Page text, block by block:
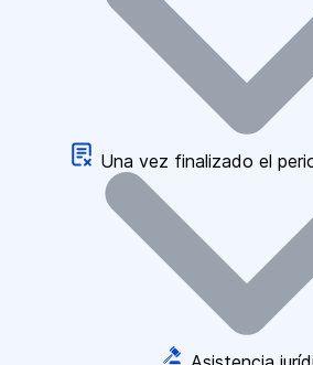
Una vez finalizado el